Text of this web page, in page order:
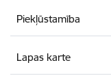
Piekļūstamība
Lapas karte